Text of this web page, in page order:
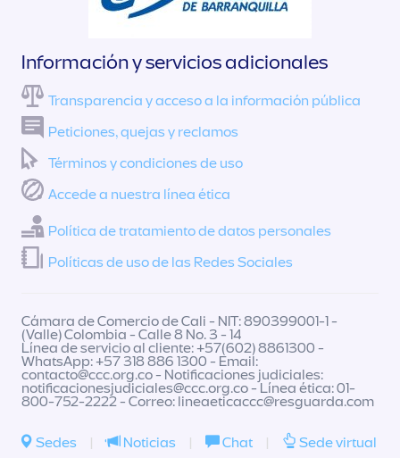
Información y servicios adicionales
Transparencia y acceso a la información pública
Peticiones, quejas y reclamos
Términos y condiciones de uso
Accede a nuestra línea ética
Política de tratamiento de datos personales
Políticas de uso de las Redes Sociales
Cámara de Comercio de Cali - NIT: 890399001-1 -
(Valle) Colombia - Calle 8 No. 3 - 14
Línea de servicio al cliente: +57(602) 8861300 -
WhatsApp: +57 318 886 1300 - Email:
contacto@ccc.org.co- Notificaciones judiciales:
notificacionesjudiciales@ccc.org.co- Línea ética: 01-
800-752-2222 - Correo: lineaeticaccc@resguarda.com
Sedes | Noticias | Chat | Sede virtual